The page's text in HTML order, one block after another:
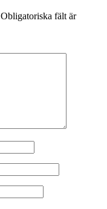
Obligatoriska fält är